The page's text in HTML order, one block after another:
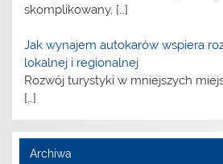
skomplikowany, […]
Jak wynajem autokarów wspiera
lokalnej i regionalnej
Rozwój turystyki w mniejszych
[…]
Archiwa